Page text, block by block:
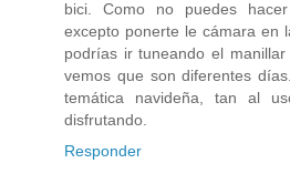
bici. Como no puedes
excepto ponerte le cámara en
podrías ir tuneando el
vemos que son diferentes
temática navideña, tan al
disfrutando.
Responder